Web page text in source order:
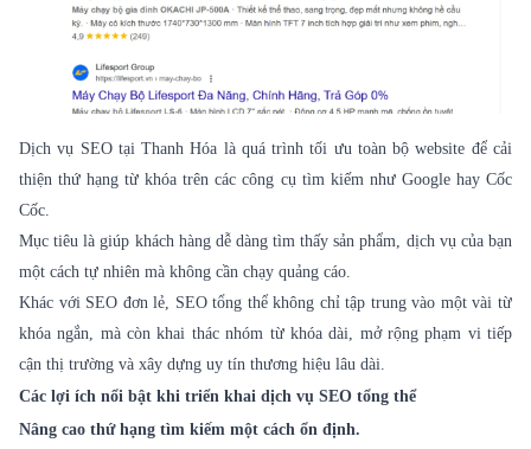
Dịch vụ SEOtại Thanh Hóa là quá trình tối ưu toàn bộ website để cải
thiện thứ hạng từ khóa trên các công cụ tìm kiếm như Google hay Cốc
Cốc.
Mục tiêu là giúp khách hàng dễ dàng tìm thấy sản phẩm, dịch vụ của bạn
một cách tự nhiên mà không cần chạy quảng cáo.
Khác với SEO đơn lẻ, SEO tổng thể không chỉ tập trung vào một vài từ
khóa ngắn, mà còn khai thác nhóm từ khóa dài, mở rộng phạm vi tiếp
cận thị trường và xây dựng uy tín thương hiệu lâu dài.
Các lợi ích nổi bật khi triển khai dịch vụ SEO tổng thể
Nâng cao thứ hạng tìm kiếm một cách ổn định.